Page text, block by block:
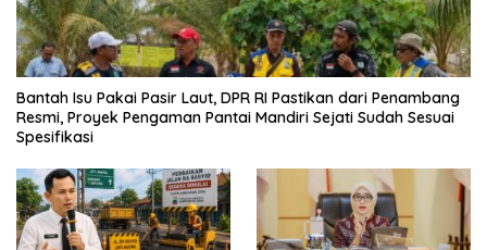
Bantah Isu Pakai Pasir Laut, DPR RI Pastikan dari Penambang
Resmi, Proyek Pengaman Pantai Mandiri Sejati Sudah Sesuai
Spesifikasi